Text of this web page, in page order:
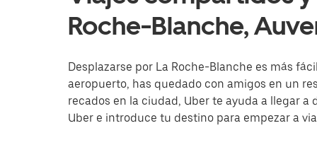
Roche-Blanche,
Desplazarse por La Roche-Blanche es más
aeropuerto, has quedado con amigos en un
recados en la ciudad, Uber te ayuda a llegar a
Uber e introduce tu destino para empezar a